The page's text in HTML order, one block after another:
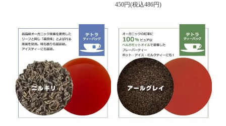
450円(税込486円)